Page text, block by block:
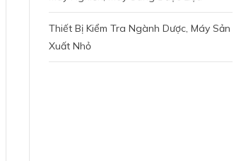
Thiết Bị Kiểm Tra Ngành Dược, Máy Sản
Xuất Nhỏ